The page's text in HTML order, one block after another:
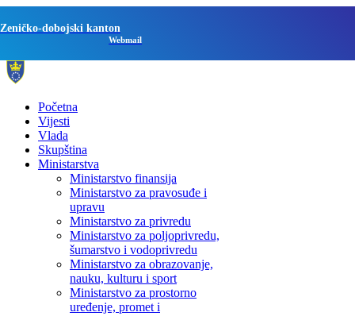
Zeničko-dobojski kanton
Webmail
Početna
Vijesti
Vlada
Skupština
Ministarstva
Ministarstvo finansija
Ministarstvo za pravosuđe i
upravu
Ministarstvo za privredu
Ministarstvo za poljoprivredu,
šumarstvo i vodoprivredu
Ministarstvo za obrazovanje,
nauku, kulturu i sport
Ministarstvo za prostorno
uređenje, promet i